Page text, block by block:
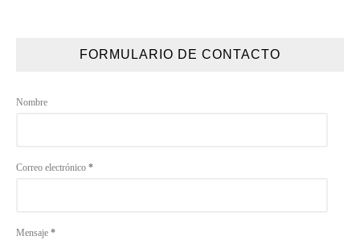
FORMULARIO DE CONTACTO
Nombre
Correo electrónico *
Mensaje *